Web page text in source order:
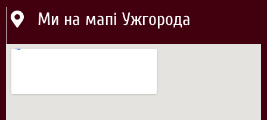
Ми на мапі Ужгорода